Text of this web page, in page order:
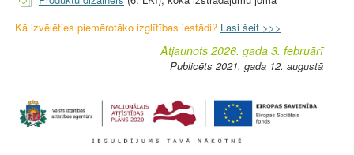
Kā izvēlēties piemērotāko izglītības iestādi? Lasi šeit >>>
Atjaunots 2026. gada 3. februārī
Publicēts 2021. gada 12. augustā